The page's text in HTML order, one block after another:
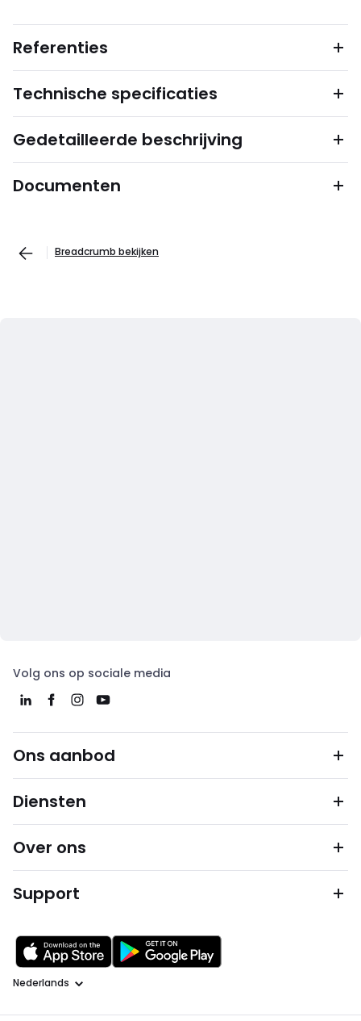
Referenties
Technische specificaties
Gedetailleerde beschrijving
Documenten
Breadcrumb bekijken
Volg ons op sociale media
Ons aanbod
Diensten
Over ons
Support
Taal